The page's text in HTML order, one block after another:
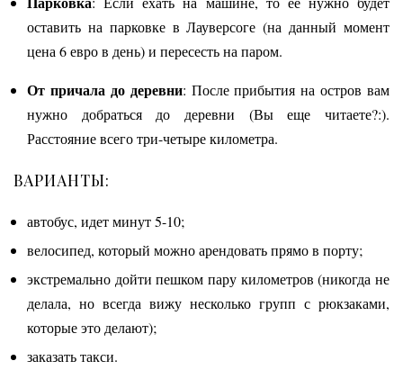
оставить на парковке в Лауверсоге (на данный момент
цена 6 евро в день) и пересесть на паром.
От причала до деревни: После прибытия на остров вам
нужно добраться до деревни (Вы еще читаете?:).
Расстояние всего три-четыре километра.
ВАРИАНТЫ:
автобус, идет минут 5-10;
велосипед, который можно арендовать прямо в порту;
экстремально дойти пешком пару километров (никогда не
делала, но всегда вижу несколько групп с рюкзаками,
которые это делают);
заказать такси.